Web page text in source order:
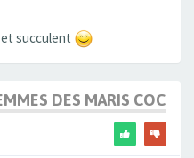
succulent
DES MARIS COCUS